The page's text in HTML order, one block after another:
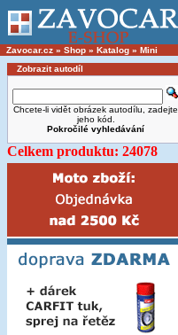
Zavocar.cz » Shop » Katalog » Mini
Zobrazit autodíl
Chcete-li vidět obrázek autodílu, zadejte
jeho kód.
Pokročilé vyhledávání
Celkem produktu: 24078